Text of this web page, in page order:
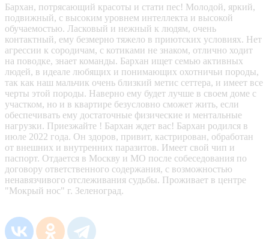
Бархан, потрясающий красоты и стати пес! Молодой, яркий,
подвижный, с высоким уровнем интеллекта и высокой
обучаемостью. Ласковый и нежный к людям, очень
контактный, ему безмерно тяжело в приютских условиях. Нет
агрессии к сородичам, с котиками не знаком, отлично ходит
на поводке, знает команды. Бархан ищет семью активных
людей, в идеале любящих и понимающих охотничьи породы,
так как наш мальчик очень близкий метис сеттера, и имеет все
черты этой породы. Наверно ему будет лучше в своем доме с
участком, но и в квартире безусловно сможет жить, если
обеспечивать ему достаточные физические и ментальные
нагрузки. Приезжайте ! Бархан ждет вас! Бархан родился в
июле 2022 года. Он здоров, привит, кастрирован, обработан
от внешних и внутренних паразитов. Имеет свой чип и
паспорт. Отдается в Москву и МО после собеседования по
договору ответственного содержания, с возможностью
ненавязчивого отслеживания судьбы. Проживает в центре
"Мокрый нос" г. Зеленоград.